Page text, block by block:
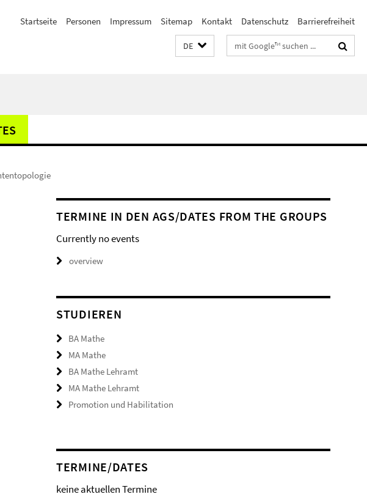
Startseite Personen Impressum Sitemap Kontakt Datenschutz Barrierefreiheit
DE Suchbegriffe
TERMINE IN DEN AGS/DATES FROM THE GROUPS
Currently no events
overview
STUDIEREN
BA Mathe
MA Mathe
BA Mathe Lehramt
MA Mathe Lehramt
Promotion und Habilitation
TERMINE/DATES
keine aktuellen Termine